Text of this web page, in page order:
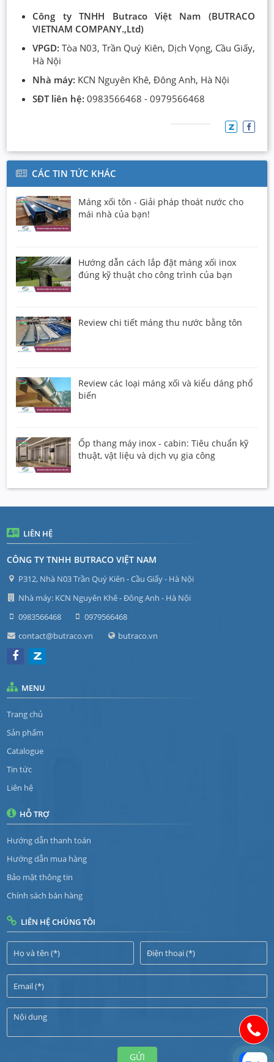
Công ty TNHH Butraco Việt Nam (BUTRACO
VIETNAM COMPANY.,Ltd)
VPGD:Tòa N03, Trần Quý Kiên, Dịch Vọng, Cầu Giấy,
Hà Nội
Nhà máy: KCN Nguyên Khê, Đông Anh, Hà Nội
SĐT liên hệ:0983566468 - 0979566468
CÁC TIN TỨC KHÁC
Máng xối tôn - Giải pháp thoát nước cho
mái nhà của bạn!
Hướng dẫn cách lắp đặt máng xối inox
đúng kỹ thuật cho công trình của bạn
Review chi tiết máng thu nước bằng tôn
Review các loại máng xối và kiểu dáng phổ
biến
Ốp thang máy inox - cabin: Tiêu chuẩn kỹ
thuật, vật liệu và dịch vụ gia công
LIÊN HỆ
CÔNG TY TNHH BUTRACO VIỆT NAM
P312, Nhà N03 Trần Quý Kiên - Cầu Giấy - Hà Nội
Nhà máy: KCN Nguyên Khê - Đông Anh - Hà Nội
0983566468
0979566468
contact@butraco.vn
butraco.vn
MENU
Trang chủ
Sản phẩm
Catalogue
Tin tức
Liên hệ
HỖ TRỢ
Hướng dẫn thanh toán
Hướng dẫn mua hàng
Bảo mật thông tin
Chính sách bán hàng
LIÊN HỆ CHÚNG TÔI
GỬI